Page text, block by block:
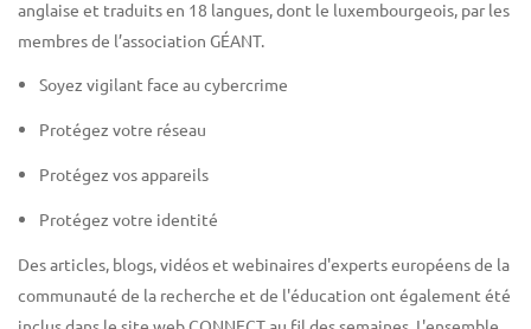
anglaise et traduits en 18 langues, dont le luxembourgeois, par les
membres de l’association GÉANT.
Soyez vigilant face au cybercrime
Protégez votre réseau
Protégez vos appareils
Protégez votre identité
Des articles, blogs, vidéos et webinaires d'experts européens de la
communauté de la recherche et de l'éducation ont également été